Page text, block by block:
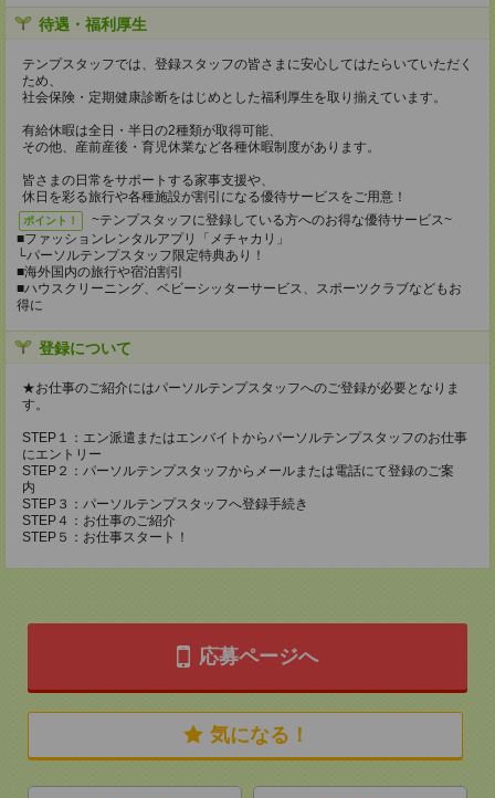
待遇・福利厚生
テンプスタッフでは、登録スタッフの皆さまに安心してはたらいていただく
ため、
社会保険・定期健康診断をはじめとした福利厚生を取り揃えています。
有給休暇は全日・半日の2種類が取得可能、
その他、産前産後・育児休業など各種休暇制度があります。
皆さまの日常をサポートする家事支援や、
休日を彩る旅行や各種施設が割引になる優待サービスをご用意！
ポイント！
~テンプスタッフに登録している方へのお得な優待サービス~
■ファッションレンタルアプリ「メチャカリ」
└パーソルテンプスタッフ限定特典あり！
■海外国内の旅行や宿泊割引
■ハウスクリーニング、ベビーシッターサービス、スポーツクラブなどもお
得に
登録について
★お仕事のご紹介にはパーソルテンプスタッフへのご登録が必要となりま
す。
STEP１：エン派遣またはエンバイトからパーソルテンプスタッフのお仕事
にエントリー
STEP２：パーソルテンプスタッフからメールまたは電話にて登録のご案
内
STEP３：パーソルテンプスタッフへ登録手続き
STEP４：お仕事のご紹介
STEP５：お仕事スタート！
応募ページへ
気になる！